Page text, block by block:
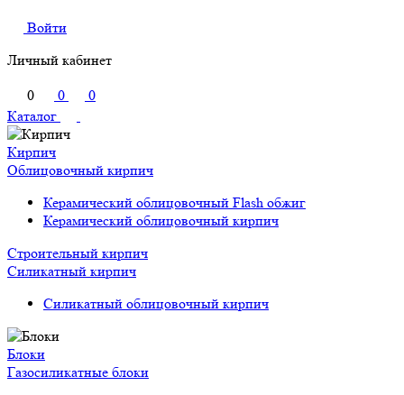
Войти
Личный кабинет
0 0
0
Каталог
Кирпич
Облицовочный кирпич
Керамический облицовочный Flash обжиг
Керамический облицовочный кирпич
Строительный кирпич
Силикатный кирпич
Силикатный облицовочный кирпич
Блоки
Газосиликатные блоки